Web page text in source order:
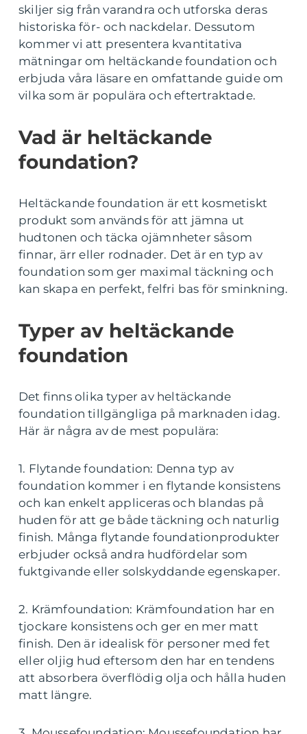
skiljer sig från varandra och utforska deras
historiska för- och nackdelar. Dessutom
kommer vi att presentera kvantitativa
mätningar om heltäckande foundation och
erbjuda våra läsare en omfattande guide om
vilka som är populära och eftertraktade.
Vad är heltäckande
foundation?
Heltäckande foundation är ett kosmetiskt
produkt som används för att jämna ut
hudtonen och täcka ojämnheter såsom
finnar, ärr eller rodnader. Det är en typ av
foundation som ger maximal täckning och
kan skapa en perfekt, felfri bas för sminkning.
Typer av heltäckande
foundation
Det finns olika typer av heltäckande
foundation tillgängliga på marknaden idag.
Här är några av de mest populära:
1. Flytande foundation: Denna typ av
foundation kommer i en flytande konsistens
och kan enkelt appliceras och blandas på
huden för att ge både täckning och naturlig
finish. Många flytande foundationprodukter
erbjuder också andra hudfördelar som
fuktgivande eller solskyddande egenskaper.
2. Krämfoundation: Krämfoundation har en
tjockare konsistens och ger en mer matt
finish. Den är idealisk för personer med fet
eller oljig hud eftersom den har en tendens
att absorbera överflödig olja och hålla huden
matt längre.